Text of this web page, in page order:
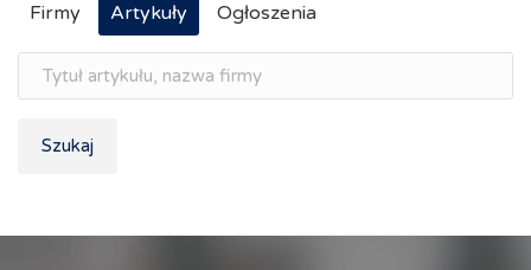
Firmy Artykuły Ogłoszenia
Szukaj